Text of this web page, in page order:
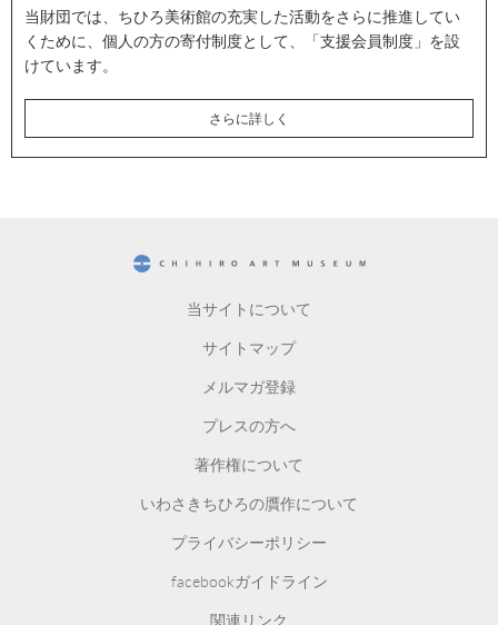
当財団では、ちひろ美術館の充実した活動をさらに推進してい
くために、個人の方の寄付制度として、「支援会員制度」を設
けています。
さらに詳しく
当サイトについて
サイトマップ
メルマガ登録
プレスの方へ
著作権について
いわさきちひろの贋作について
プライバシーポリシー
facebookガイドライン
関連リンク